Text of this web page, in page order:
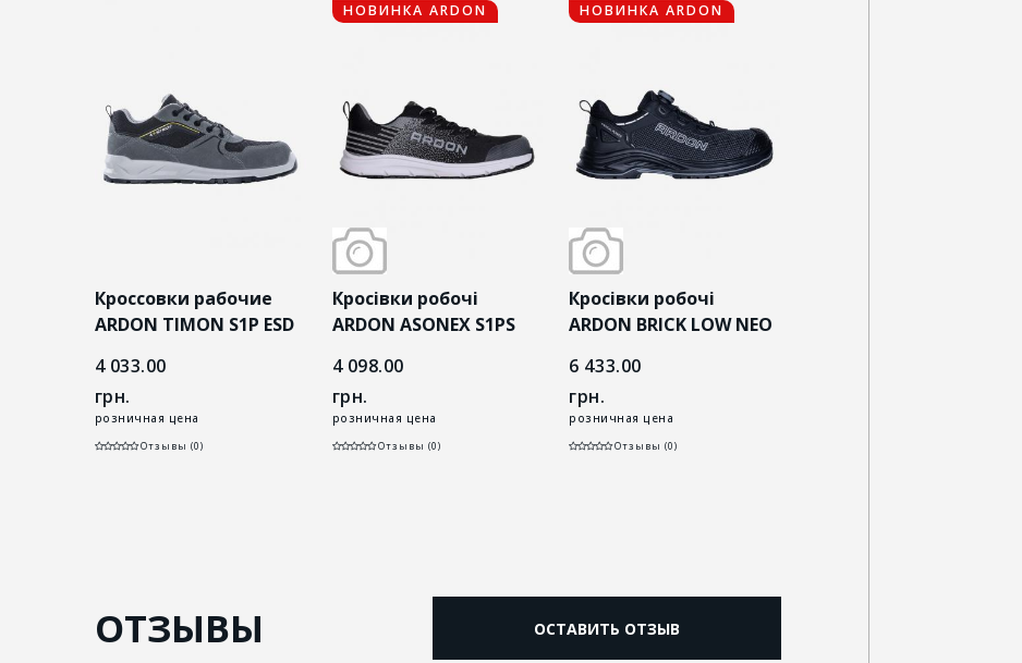
Кроссовки рабочие
ARDON TIMON S1P ESD
4 033.00
грн.
розничная цена
Отзывы (0)
НОВИНКА ARDON
Кросівки робочі
ARDON ASONEX S1PS
4 098.00
грн.
розничная цена
Отзывы (0)
НОВИНКА ARDON
Кросівки робочі
ARDON BRICK LOW NEO
6 433.00
грн.
розничная цена
Отзывы (0)
ОТЗЫВЫ ОСТАВИТЬ ОТЗЫВ